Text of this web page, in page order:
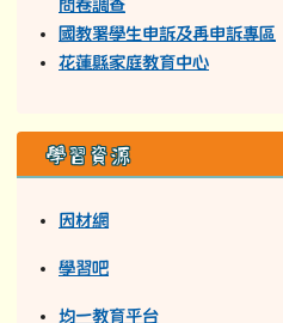
問卷調查
國教署學生申訴及再申訴專區
花蓮縣家庭教育中心
學習資源
因材網
學習吧
均一教育平台